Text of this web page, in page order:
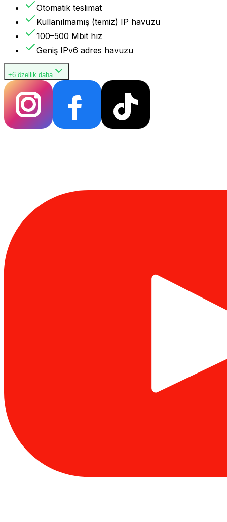
Otomatik teslimat
Kullanılmamış (temiz) IP havuzu
100–500 Mbit hız
Geniş IPv6 adres havuzu
+6 özellik daha